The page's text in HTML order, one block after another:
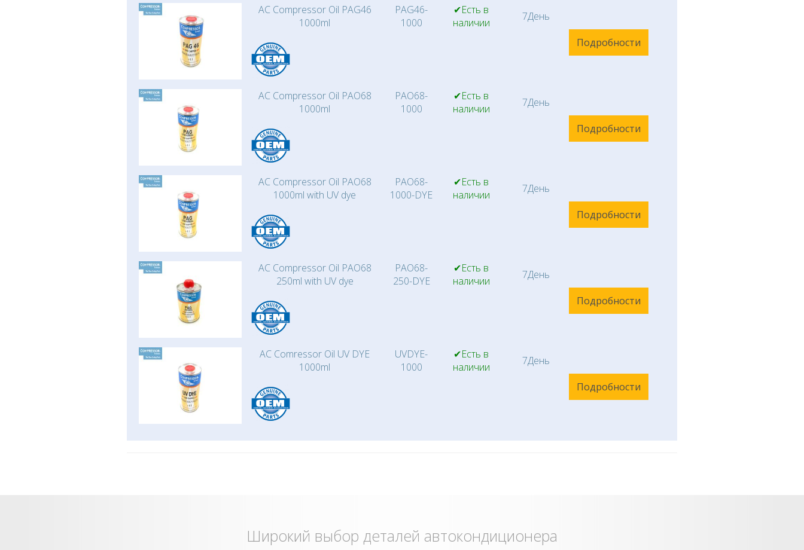
AC Compressor Oil PAG46
1000ml
PAG46-
1000
✔Есть в
наличии
7День
Подробности
AC Compressor Oil PAO68
1000ml
PAO68-
1000
✔Есть в
наличии
7День
Подробности
AC Compressor Oil PAO68
1000ml with UV dye
PAO68-
1000-DYE
✔Есть в
наличии
7День
Подробности
AC Compressor Oil PAO68
250ml with UV dye
PAO68-
250-DYE
✔Есть в
наличии
7День
Подробности
AC Comressor Oil UV DYE
1000ml
UVDYE-
1000
✔Есть в
наличии
7День
Подробности
Широкий выбор деталей автокондиционера